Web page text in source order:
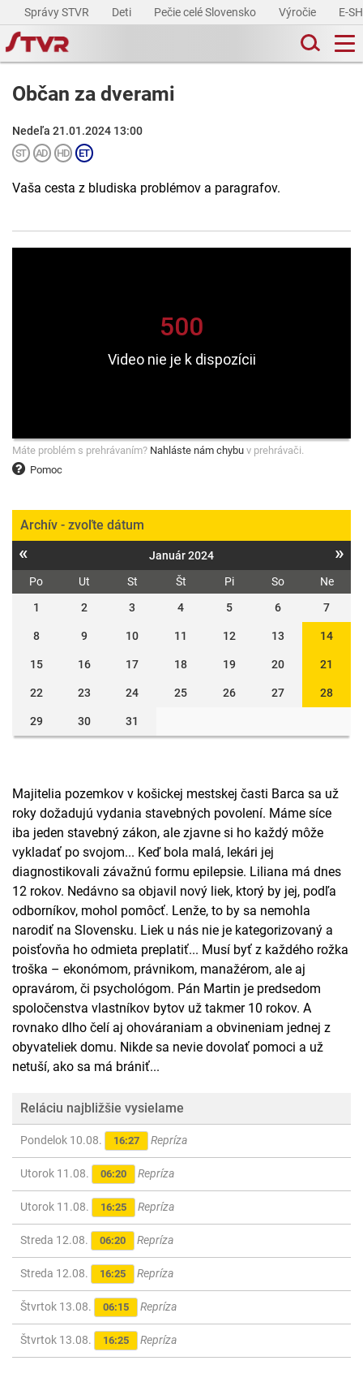
Správy STVR Deti Pečie celé Slovensko Výročie E-
Občan za dverami
Nedeľa 21.01.2024 13:00
Vaša cesta z bludiska problémov a paragrafov.
Pomoc
Máte problém s prehrávaním? Nahláste nám chybu v prehrávači.
Archív - zvoľte dátum
« Január 2024 »
Po Ut St Št Pi So
Ne
1
2 3 4 5 6 7
8 9 10 11 12 13 14
15 16 17 18 19 20 21
22 23 24 25 26 27 28
29 30 31
Majitelia pozemkov v košickej mestskej časti Barca sa už
roky dožadujú vydania stavebných povolení. Máme síce
iba jeden stavebný zákon, ale zjavne si ho každý môže
vykladať po svojom... Keď bola malá, lekári jej
diagnostikovali závažnú formu epilepsie. Liliana má dnes
12 rokov. Nedávno sa objavil nový liek, ktorý by jej, podľa
odborníkov, mohol pomôcť. Lenže, to by sa nemohla
narodiť na Slovensku. Liek u nás nie je kategorizovaný a
poisťovňa ho odmieta preplatiť... Musí byť z každého rožka
troška – ekonómom, právnikom, manažérom, ale aj
opravárom, či psychológom. Pán Martin je predsedom
spoločenstva vlastníkov bytov už takmer 10 rokov. A
rovnako dlho čelí aj ohováraniam a obvineniam jednej z
obyvateliek domu. Nikde sa nevie dovolať pomoci a už
netuší, ako sa má brániť...
Reláciu najbližšie vysielame
Pondelok 10.08. 16:27 Repríza
Utorok 11.08. 06:20 Repríza
Utorok 11.08. 16:25 Repríza
Streda 12.08. 06:20 Repríza
Streda 12.08. 16:25 Repríza
Štvrtok 13.08. 06:15 Repríza
Štvrtok 13.08. 16:25 Repríza